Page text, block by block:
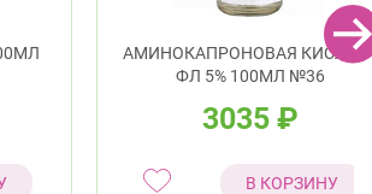
АМИНОКАПРОНОВАЯ
ФЛ 5% 100МЛ №36
3035 ₽
В КОРЗИНУ